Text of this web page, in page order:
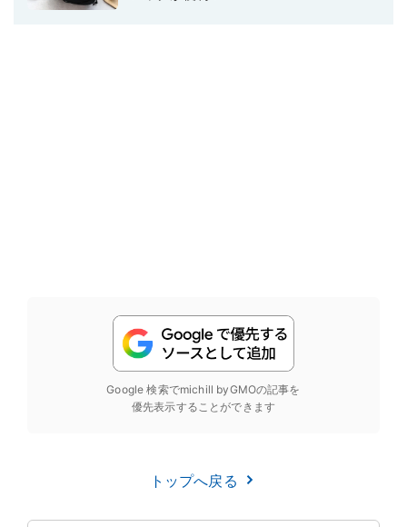
Google 検索でmichill byGMOの記事を
優先表示することができます
トップへ戻る